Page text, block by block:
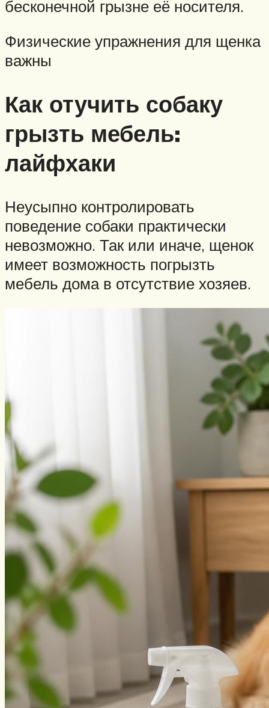
бесконечной грызне её носителя.
Физические упражнения для щенка
важны
Как отучить собаку
грызть мебель:
лайфхаки
Неусыпно контролировать
поведение собаки практически
невозможно. Так или иначе, щенок
имеет возможность погрызть
мебель дома в отсутствие хозяев.